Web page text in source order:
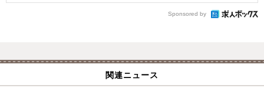
Sponsored by
関連ニュース